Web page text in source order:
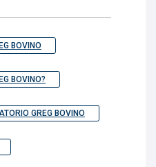
BOVINO
BOVINO?
GREG BOVINO